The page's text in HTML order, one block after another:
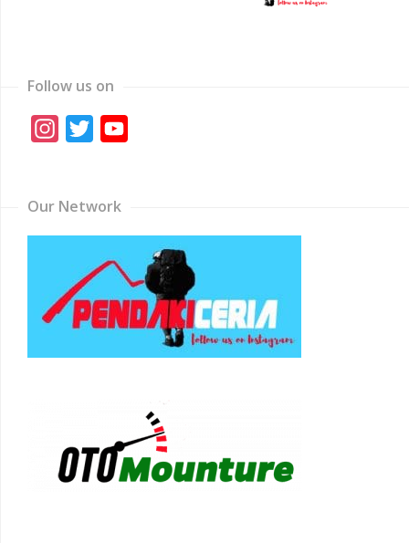
Follow us on
Instagram
Twitter
Our Network